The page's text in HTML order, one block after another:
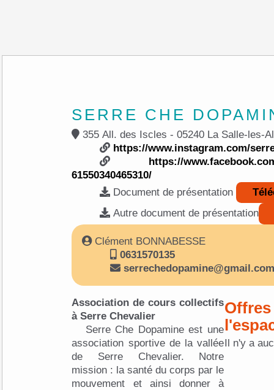
SERRE CHE
355 All. des Iscles - 05240 La
https://www.instagram.com/
https://
61550340465310/
Document de présentation
Autre document de présentation
Clément BONNABESSE
0631570135
serrechedopamine@gmail.com
Association de cours collectifs
à Serre Chevalier
Serre Che Dopamine est une
association sportive de la vallée
de Serre Chevalier. Notre
mission : la santé du corps par le
mouvement et ainsi donner à
Il n'y a